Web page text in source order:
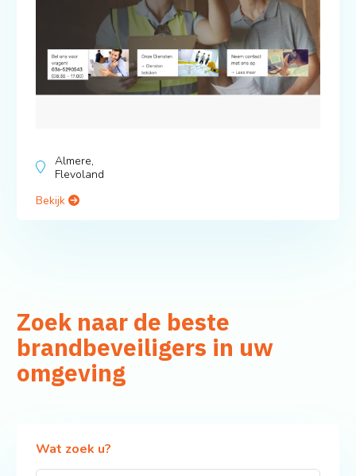
Almere,
Flevoland
Bekijk
Zoek naar de beste
brandbeveiligers in uw
omgeving
Wat zoek u?